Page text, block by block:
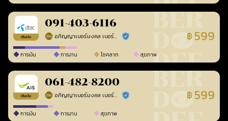
เติมเงิน
091-403-6116
อภิญญาเบอร์มงคล เบอร์สวยเลขศาสตร์ ร้านยืนยันแล้ว ฿ 599
การเงิน การงาน โชคลาภ สุขภาพ
เติมเงิน
061-482-8200
อภิญญาเบอร์มงคล เบอร์สวยเลขศาสตร์ ร้านยืนยันแล้ว ฿ 599
การเงิน การงาน สุขภาพ